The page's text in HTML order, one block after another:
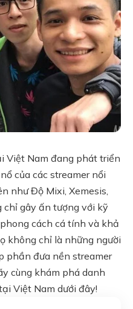
Việt Nam đang phát triển
của các streamer nổi
như Độ Mixi, Xemesis,
gây ấn tượng với kỹ
cách cá tính và khả
không chỉ là những người
phần đưa nền streamer
cùng khám phá danh
Việt Nam dưới đây!